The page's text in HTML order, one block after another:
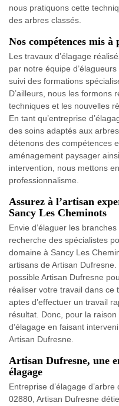
nous pratiquons cette
des arbres classés.
Nos compétences mis
Les travaux d’élagage
par notre équipe
suivi des formations
D’ailleurs, nous les formons
techniques et les nouvelles
En tant qu’entreprise
des soins adaptés aux
détenons des compétences
aménagement paysager
intervention, nous mettons
professionnalisme.
Assurez à l’artisan
Sancy Les Cheminots
Envie d’élaguer les
recherche des spécialistes
domaine à Sancy Les
artisans de Artisan
possible Artisan Dufresne
réaliser votre travail dans ce
aptes d’effectuer un travail
résultat. Donc, pour la
d’élagage en faisant
Artisan Dufresne.
Artisan Dufresne, une
élagage
Entreprise d’élagage
02880, Artisan Dufresne